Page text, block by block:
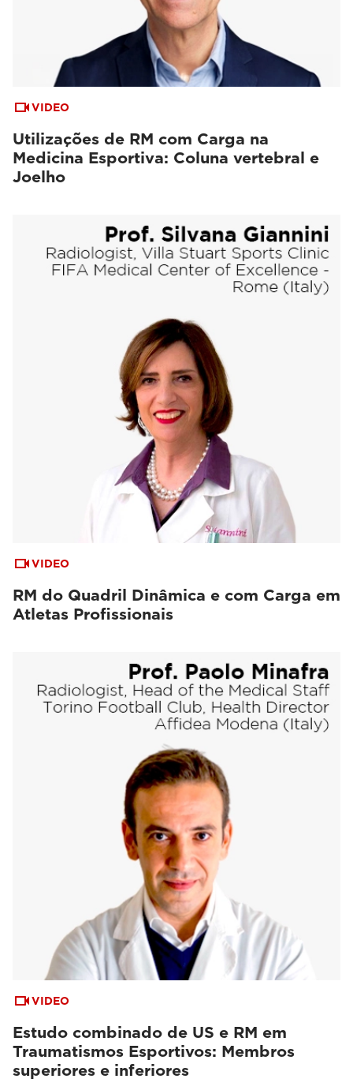
VIDEO
Utilizações de RM com Carga na
Medicina Esportiva: Coluna vertebral e
Joelho
VIDEO
RM do Quadril Dinâmica e com Carga em
Atletas Profissionais
VIDEO
Estudo combinado de US e RM em
Traumatismos Esportivos: Membros
superiores e inferiores